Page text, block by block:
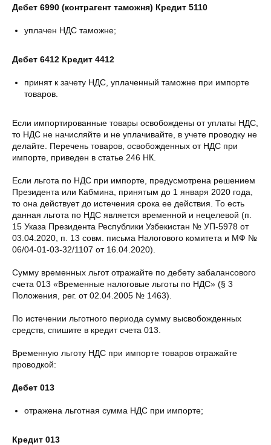
Дебет 6990 (контрагент таможня) Кредит 5110
уплачен НДС таможне;
Дебет 6412 Кредит 4412
принят к зачету НДС, уплаченный таможне при импорте
товаров.
Если импортированные товары освобождены от уплаты НДС,
то НДС не начисляйте и не уплачивайте, в учете проводку не
делайте. Перечень товаров, освобожденных от НДС при
импорте, приведен в статье 246 НК.
Если льгота по НДС при импорте, предусмотрена решением
Президента или Кабмина, принятым до 1 января 2020 года,
то она действует до истечения срока ее действия. То есть
данная льгота по НДС является временной и нецелевой (п.
15 Указа Президента Республики Узбекистан № УП-5978 от
03.04.2020, п. 13 совм. письма Налогового комитета и МФ №
06/04-01-03-32/1107 от 16.04.2020).
Сумму временных льгот отражайте по дебету забалансового
счета 013 «Временные налоговые льготы по НДС» (§ 3
Положения, рег. от 02.04.2005 № 1463).
По истечении льготного периода сумму высвобожденных
средств, спишите в кредит счета 013.
Временную льготу НДС при импорте товаров отражайте
проводкой:
Дебет 013
отражена льготная сумма НДС при импорте;
Кредит 013